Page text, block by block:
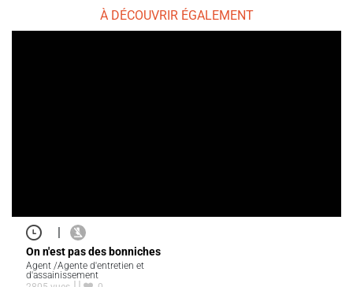
À DÉCOUVRIR ÉGALEMENT
|
On n'est pas des bonniches
Agent /Agente d'entretien et
d'assainissement